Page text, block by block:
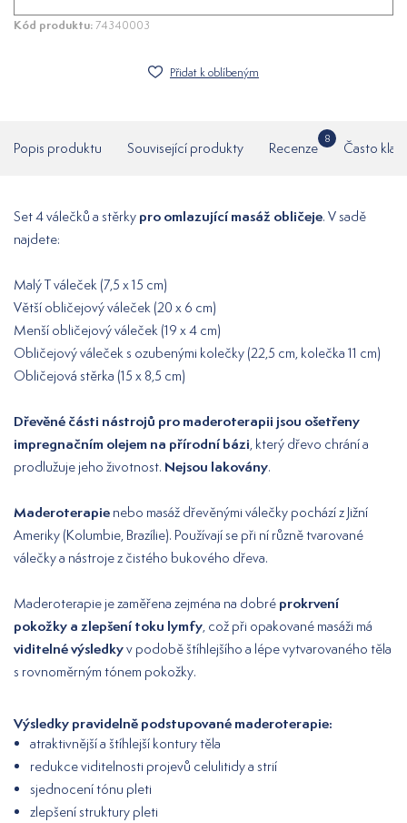
Kód produktu:74340003
Přidat k oblíbeným
Popis produktu Související produkty Recenze
8
Často
Set 4 válečků a stěrky pro omlazující masáž obličeje. V sadě
najdete:
Malý T váleček (7,5 x 15 cm)
Větší obličejový váleček (20 x 6 cm)
Menší obličejový váleček (19 x 4 cm)
Obličejový váleček s ozubenými kolečky (22,5 cm, kolečka 11 cm)
Obličejová stěrka (15 x 8,5 cm)
Dřevěné části nástrojů pro maderoterapii jsou ošetřeny
impregnačním olejem na přírodní bázi , který dřevo chrání a
prodlužuje jeho životnost. Nejsou lakovány.
Maderoterapie nebo masáž dřevěnými válečky pochází z Jižní
Ameriky (Kolumbie, Brazílie). Používají se při ní různě tvarované
válečky a nástroje z čistého bukového dřeva.
Maderoterapie je zaměřena zejména na dobré prokrvení
pokožky a zlepšení toku lymfy , což při opakované masáži má
viditelné výsledkyv podobě štíhlejšího a lépe vytvarovaného těla
s rovnoměrným tónem pokožky.
Výsledky pravidelně podstupované maderoterapie:
atraktivnější a štíhlejší kontury těla
redukce viditelnosti projevů celulitidy a strií
sjednocení tónu pleti
zlepšení struktury pleti